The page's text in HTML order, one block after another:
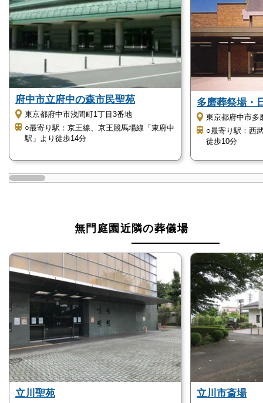
とができます。
無門庭園はこのような方におすすめ
無門庭園はこのような方におすすめです。
家族葬を利用したい方
家族や親しい身内だけで、心のこもったお見送りをし
葬儀場らしくない明るい雰囲気の式場を利用し
たい方
無門庭園は葬儀場らしくない明るい雰囲気の式場を利
用したい人におすすめです。
無門庭園はアメリカの建築様式で建てられた開放的な
空間です。
建築当初は、ビアホールとして利用されていました。
葬儀場には見えない、緑に囲まれた施設で、ゆっくり
お見送りすることができます。
府中市立府中の森市民聖苑
東京都府中市浅間町1丁目3番地
○最寄り駅：京王線、京王競馬場線「東府中
駅」より徒歩14分
多磨葬祭場・
東京都府中市多
○最寄り駅：西
徒歩10分
無門庭園近隣の葬儀場
立川聖苑 立川市斎場